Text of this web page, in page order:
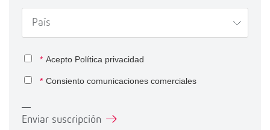
* Acepto Política privacidad
* Consiento comunicaciones comerciales
Enviar suscripción